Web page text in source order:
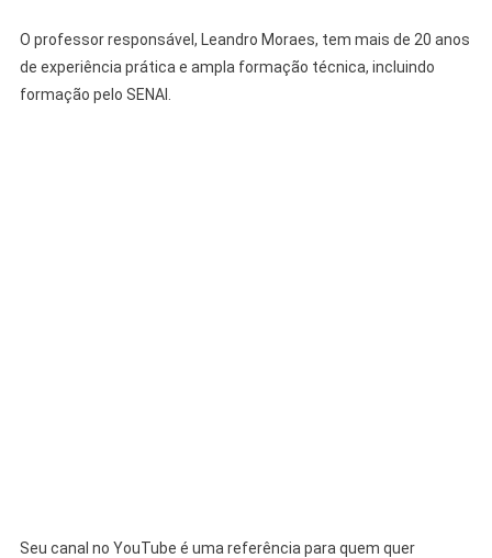
O professor responsável, Leandro Moraes, tem mais de 20 anos
de experiência prática e ampla formação técnica, incluindo
formação pelo SENAI.
Seu canal no YouTube é uma referência para quem quer